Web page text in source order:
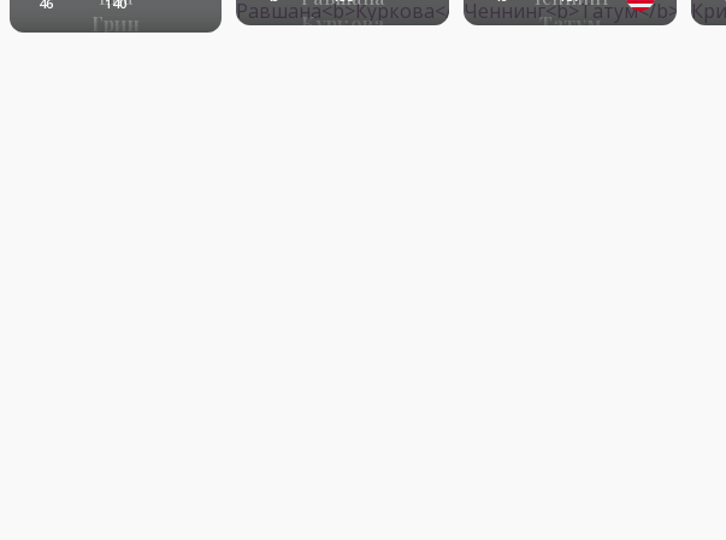
Грин
Куркова
Татум